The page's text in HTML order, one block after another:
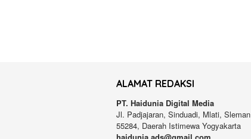
ALAMAT REDAKSI
PT. Haidunia Digital Media
Jl. Padjajaran, Sinduadi, Mlati, Sleman
55284, Daerah Istimewa Yogyakarta